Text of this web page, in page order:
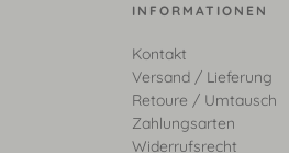
INFORMATIONEN
Kontakt
Versand / Lieferung
Retoure / Umtausch
Zahlungsarten
Widerrufsrecht